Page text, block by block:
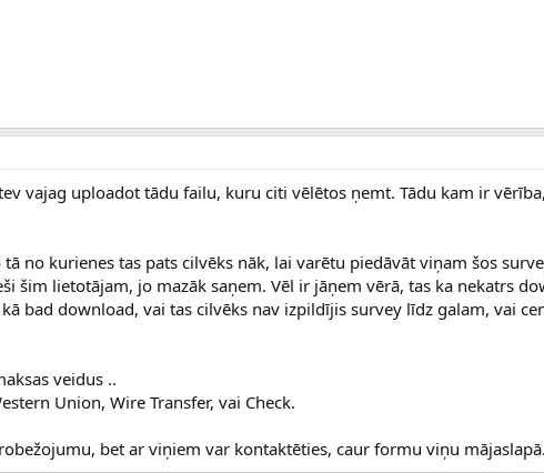
vajag uploadot tādu failu, kuru citi vēlētos ņemt. Tādu kam ir
no kurienes tas pats cilvēks nāk, lai varētu piedāvāt viņam šos
šim lietotājam, jo mazāk saņem. Vēl ir jāņem vērā, tas ka nekatrs
bad download, vai tas cilvēks nav izpildījis survey līdz galam, vai
veidus ..
Union, Wire Transfer, vai Check.
bet ar viņiem var kontaktēties, caur formu viņu mājaslapā.